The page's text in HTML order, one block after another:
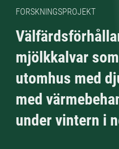
FORSKNINGSPROJEKT
mjölkkalvar
utomhus med
med
under vintern i